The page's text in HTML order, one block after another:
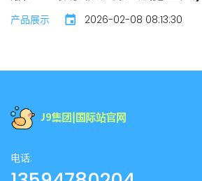
产品展示 2026-02-08 08:13:30
电话: